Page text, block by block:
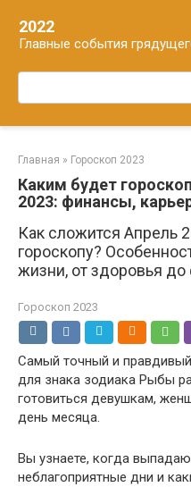
контенту
2022
Главные события
Главная » Гороскоп 2023
Каким будет
2023: финансы,
Как сложится Апрель
гороскопу?
жизни, от здоровья до
Гороскоп 2023
Самый точный и
для знака зодиака Рыбы
готовиться девушкам,
день месяца.
Вы узнаете, когда
неблагоприятные дни и